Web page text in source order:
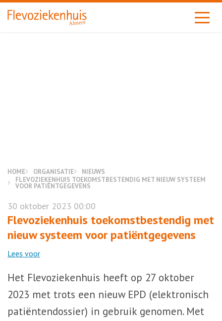
Almere
HOME ORGANISATIE
NIEUWS
FLEVOZIEKENHUIS TOEKOMSTBESTENDIG MET NIEUW SYSTEEM
VOOR PATIËNTGEGEVENS
30 oktober 2023 00:00
Flevoziekenhuis toekomstbestendig met
nieuw systeem voor patiëntgegevens
Lees voor
Het Flevoziekenhuis heeft op 27 oktober
2023 met trots een nieuw EPD (elektronisch
patiëntendossier) in gebruik genomen. Met